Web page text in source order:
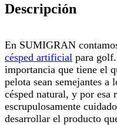
Descripción
En SUMIGRAN
césped artificial para
importancia que tiene el
pelota sean semejantes a
césped natural, y por esa
escrupulosamente
desarrollar el producto